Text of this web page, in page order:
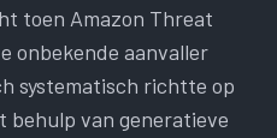
toen Amazon Threat
onbekende aanvaller
systematisch richtte op
behulp van generatieve